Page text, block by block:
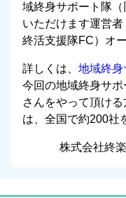
域終身サポート隊
いただけます運営
終活支援隊FC）オ
詳しくは、 地域終
今回の地域終身サ
さんをやって頂け
は、全国で約200社
株式会社終